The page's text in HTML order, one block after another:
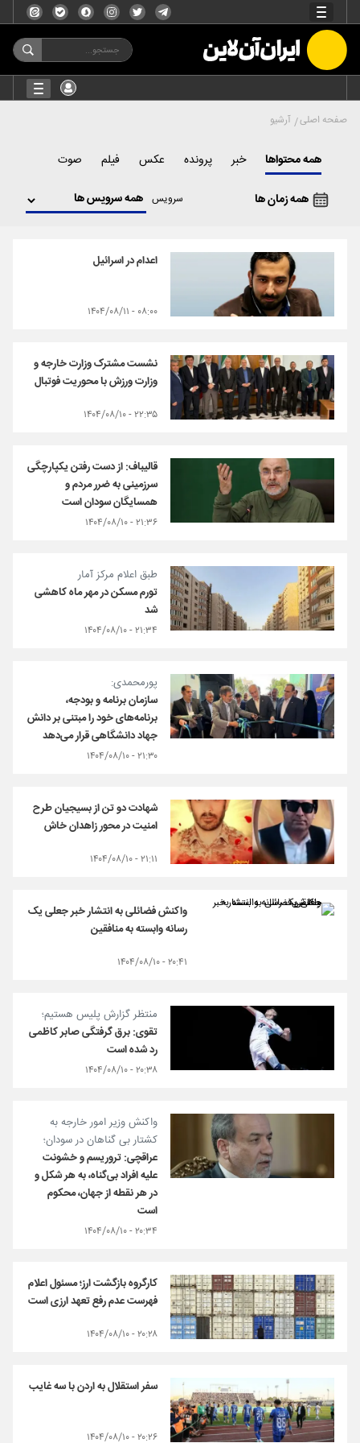
صفحه اصلی آرشیو
همه محتواها خبر پرونده عکس فیلم صوت
همه زمان ها سرویس
اعدام در اسرائیل
۰۸:۰۰ - ۱۴۰۴/۰۸/۱۱
نشست مشترک وزارت خارجه و
وزارت ورزش با محوریت فوتبال
۲۲:۳۵ - ۱۴۰۴/۰۸/۱۰
قالیباف: از دست رفتن یکپارچگی
سرزمینی به ضرر مردم و
همسایگان سودان است
۲۱:۳۶ - ۱۴۰۴/۰۸/۱۰
طبق اعلام مرکز آمار
تورم مسکن در مهر ماه کاهشی
شد
۲۱:۳۴ - ۱۴۰۴/۰۸/۱۰
پورمحمدی:
سازمان برنامه و بودجه،
برنامه‌های خود را مبتنی بر دانش
جهاد دانشگاهی قرار می‌دهد
۲۱:۳۰ - ۱۴۰۴/۰۸/۱۰
شهادت دو تن از بسیجیان طرح
امنیت در محور زاهدان خاش
۲۱:۱۱ - ۱۴۰۴/۰۸/۱۰
واکنش فضائلی به انتشار خبر جعلی یک
رسانه وابسته به منافقین
۲۰:۴۱ - ۱۴۰۴/۰۸/۱۰
منتظر گزارش پلیس هستیم؛
تقوی: برق گرفتگی صابر کاظمی
رد شده است
۲۰:۳۸ - ۱۴۰۴/۰۸/۱۰
واکنش وزیر امور خارجه به
کشتار بی گناهان در سودان؛
عراقچی: تروریسم و خشونت
علیه افراد بی‌گناه، به هر شکل و
در هر نقطه از جهان، محکوم
است
۲۰:۳۴ - ۱۴۰۴/۰۸/۱۰
کارگروه بازگشت ارز؛ مسئول اعلام
فهرست عدم رفع تعهد ارزی است
۲۰:۲۸ - ۱۴۰۴/۰۸/۱۰
سفر استقلال به اردن با سه غایب
۲۰:۲۶ - ۱۴۰۴/۰۸/۱۰